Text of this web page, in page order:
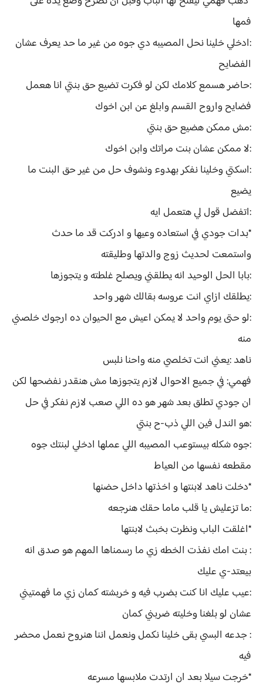
فمها
:ادخلي خلينا نحل المصيبه دي جوه من غير ما حد يعرف عشان
الفضايح
:حاضر هسمع كلامك لكن لو فكرت تضيع حق بنتي انا هعمل
فضايح واروح القسم وابلغ عن ابن اخوك
:مش ممكن هضيع حق بنتي
:لا ممكن عشان بنت مراتك وابن اخوك
:اسكتي وخلينا نفكر بهدوء ونشوف حل من غير حق البنت ما
يضيع
:اتفضل قول لي هتعمل ايه
*بدات جودي في استعاده وعيها و ادركت قد ما حدث
واستمعت لحديث زوج والدتها وطليقته
:بابا الحل الوحيد انه يطلقني ويصلح غلطته و يتجوزها
:يطلقك ازاي انت عروسه بقالك شهر واحد
:لو حتى يوم واحد لا يمكن اعيش مع الحيوان ده ارجوك خلصني
منه
ناهد :يعني انت تخلصي منه واحنا نلبس
فهمي: في جميع الاحوال لازم يتجوزها مش هنقدر نفضحها لكن
ان جودي تطلق بعد شهر هو ده اللي صعب لازم نفكر في حل
:هو الندل فين اللي ذب-ح بنتي
:جوه شكله بيستوعب المصيبه اللي عملها ادخلي لبنتك جوه
مقطعه نفسها من العياط
*دخلت ناهد لابنتها و اخذتها داخل حضنها
:ما تزعليش يا قلب ماما حقك هنرجعه
*اغلقت الباب ونظرت بخبث لابنتها
: بنت امك نفذت الخطه زي ما رسمناها المهم هو صدق انه
بيعتد-ي عليك
:عيب عليك انا كنت بضرب فيه و خربشته كمان زي ما فهمتيني
عشان لو بلغنا وخليته ضربني كمان
: جدعه البسي بقى خلينا نكمل ونعمل اننا هنروح نعمل محضر
فيه
*خرجت سيلا بعد ان ارتدت ملابسها مسرعه